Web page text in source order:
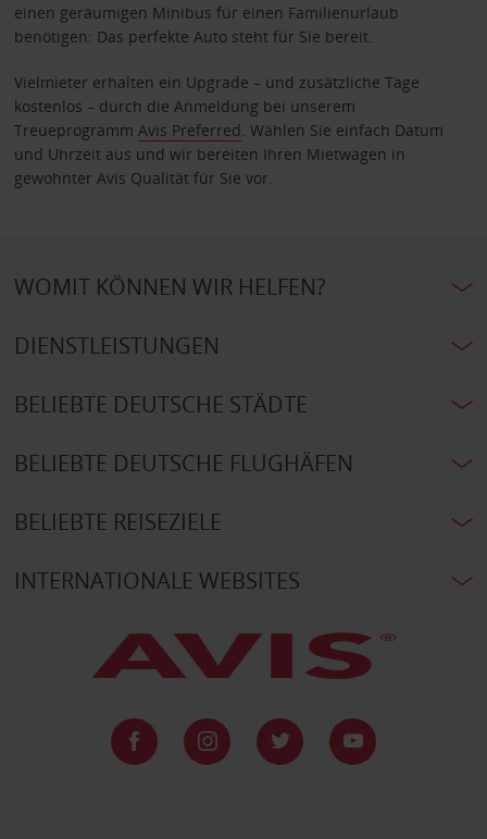
einen geräumigen Minibus für einen Familienurlaub
benötigen: Das perfekte Auto steht für Sie bereit.
Vielmieter erhalten ein Upgrade – und zusätzliche Tage
kostenlos – durch die Anmeldung bei unserem
Treueprogramm Avis Preferred . Wählen Sie einfach Datum
und Uhrzeit aus und wir bereiten Ihren Mietwagen in
gewohnter Avis Qualität für Sie vor.
WOMIT KÖNNEN WIR HELFEN?
DIENSTLEISTUNGEN
BELIEBTE DEUTSCHE STÄDTE
BELIEBTE DEUTSCHE FLUGHÄFEN
BELIEBTE REISEZIELE
INTERNATIONALE WEBSITES